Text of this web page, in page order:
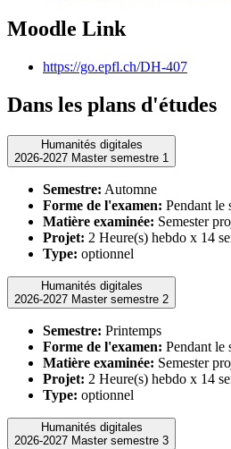
Moodle Link
https://go.epfl.ch/DH-407
Dans les plans d'études
Humanités digitales
2026-2027 Master semestre 1
Semestre: Automne
Forme de l'examen: Pendant le
Matière examinée: Semester
Projet: 2 Heure(s) hebdo x 14
Type: optionnel
Humanités digitales
2026-2027 Master semestre 2
Semestre: Printemps
Forme de l'examen: Pendant le
Matière examinée: Semester
Projet: 2 Heure(s) hebdo x 14
Type: optionnel
Humanités digitales
2026-2027 Master semestre 3